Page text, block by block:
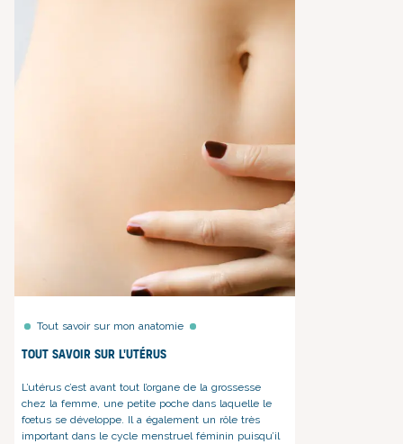
Tout savoir sur mon anatomie
Tout savoir sur l'utérus
L’utérus c’est avant tout l’organe de la grossesse
chez la femme, une petite poche dans laquelle le
fœtus se développe. Il a également un rôle très
important dans le cycle menstruel féminin puisqu’il